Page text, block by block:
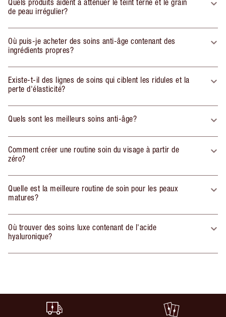
Quels produits aident à atténuer le teint terne et le grain
de peau irrégulier?
Où puis-je acheter des soins anti-âge contenant des
ingrédients propres?
Existe-t-il des lignes de soins qui ciblent les ridules et la
perte d'élasticité?
Quels sont les meilleurs soins anti-âge?
Comment créer une routine soin du visage à partir de
zéro?
Quelle est la meilleure routine de soin pour les peaux
matures?
Où trouver des soins luxe contenant de l'acide
hyaluronique?